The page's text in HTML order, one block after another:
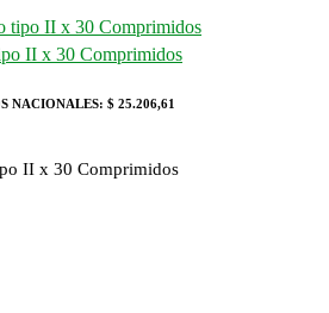
II x 30 Comprimidos
NACIONALES: $ 25.206,61
II x 30 Comprimidos